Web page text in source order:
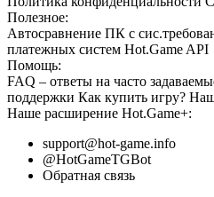
Полезное:
Автосравнение ПК с
платежных систем Hot.Game API
Помощь:
FAQ – ответы на часто
поддержки Как купить игру?
Наше расширение Hot.Game+:
support@hot-game.info
@HotGameTGBot
Обратная связь